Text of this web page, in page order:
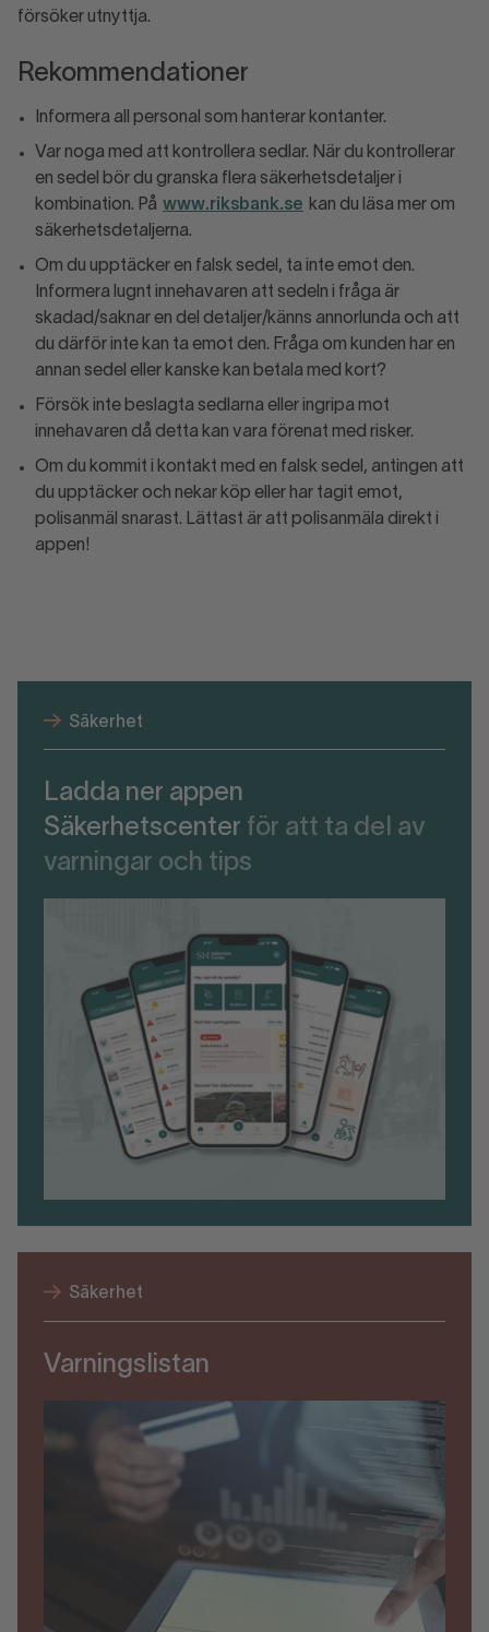
försöker utnyttja.
Rekommendationer
Informera all personal som hanterar kontanter.
Var noga med att kontrollera sedlar. När du kontrollerar
en sedel bör du granska flera säkerhetsdetaljer i
kombination. På www.riksbank.se kan du läsa mer om
säkerhetsdetaljerna.
Om du upptäcker en falsk sedel, ta inte emot den.
Informera lugnt innehavaren att sedeln i fråga är
skadad/saknar en del detaljer/känns annorlunda och att
du därför inte kan ta emot den. Fråga om kunden har en
annan sedel eller kanske kan betala med kort?
Försök inte beslagta sedlarna eller ingripa mot
innehavaren då detta kan vara förenat med risker.
Om du kommit i kontakt med en falsk sedel, antingen att
du upptäcker och nekar köp eller har tagit emot,
polisanmäl snarast. Lättast är att polisanmäla direkt i
appen!
Säkerhet
Ladda ner appen
Säkerhetscenter för att ta del av
varningar och tips
Säkerhet
Varningslistan